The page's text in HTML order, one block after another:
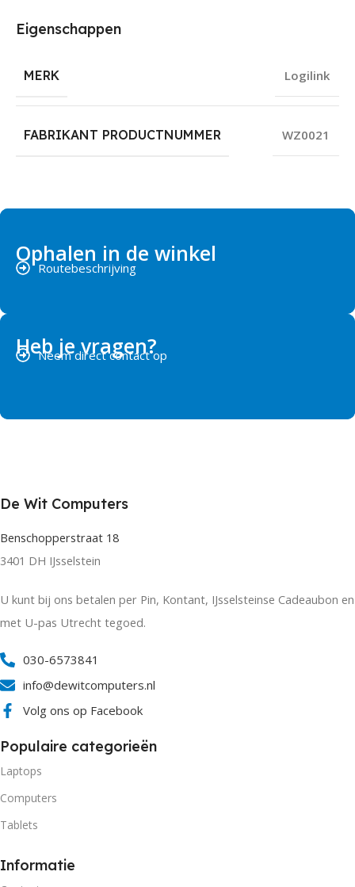
Eigenschappen
MERK Logilink
FABRIKANT PRODUCTNUMMER WZ0021
Ophalen in de winkel
Routebeschrijving
Heb je vragen?
Neem direct contact op
De Wit Computers
Benschopperstraat 18
3401 DH IJsselstein
U kunt bij ons betalen per Pin, Kontant, IJsselsteinse Cadeaubon en
met U-pas Utrecht tegoed.
030-6573841
info@dewitcomputers.nl
Volg ons op Facebook
Populaire categorieën
Laptops
Computers
Tablets
Informatie